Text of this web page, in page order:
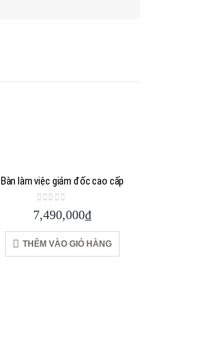
Bàn làm việc giám đốc cao cấp
0 out of 5
7,490,000₫
THÊM VÀO GIỎ HÀNG